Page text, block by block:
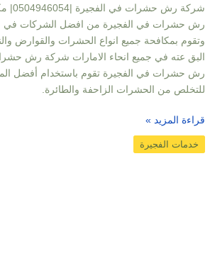
رش حشرات في الفجيرة من افضل الشركات
وتقوم بمكافحة جميع انواع الحشرات والقوارض
البق عته في جميع انحاء الامارات شركة رش
رش حشرات في الفجيرة تقوم باستخدام أفضل
للتخلص من الحشرات الزاحفة والطائرة.
قراءة المزيد »
خدمات الفجيرة